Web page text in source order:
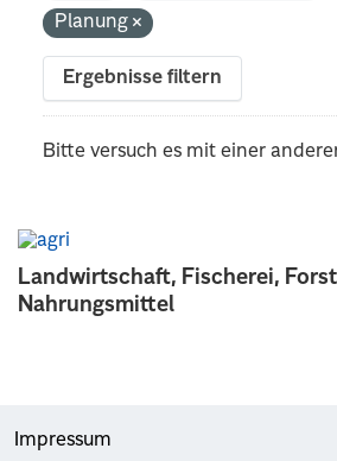
Landwirtschaft, Fischerei,
Nahrungsmittel
Planung
Ergebnisse filtern
Bitte versuch es mit einer
Impressum